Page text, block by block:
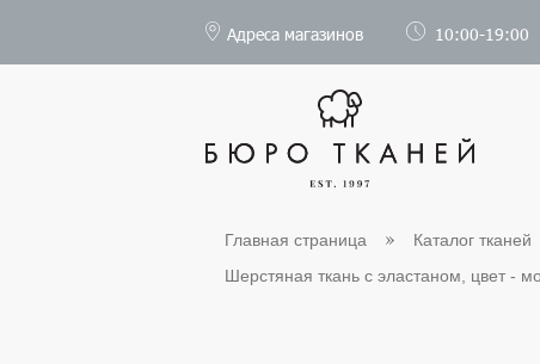
Адреса магазинов 10:00-19:00
Главная страница Каталог тканей
Шерстяная ткань с эластаном, цвет -